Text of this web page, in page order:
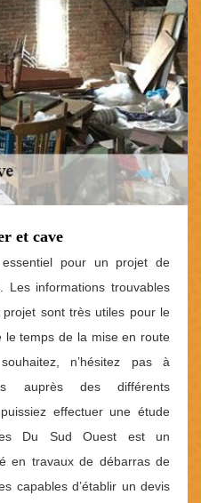
et cave
pour un projet de
informations trouvables
sont très utiles pour le
le temps de la mise en route
n’hésitez pas à
auprès des différents
effectuer une étude
Du Sud Ouest est un
en travaux de débarras de
capables d’établir un devis